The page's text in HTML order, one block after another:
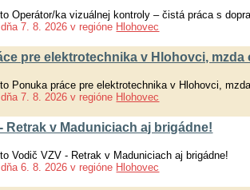
Operátor/ka vizuálnej kontroly – čistá práca s
7. 8. 2026 v regióne Hlohovec
pre elektrotechnika v Hlohovci, mzda
Ponuka práce pre elektrotechnika v Hlohovci,
7. 8. 2026 v regióne Hlohovec
Retrak v Maduniciach aj brigádne!
Vodič VZV - Retrak v Maduniciach aj brigádne!
6. 8. 2026 v regióne Hlohovec